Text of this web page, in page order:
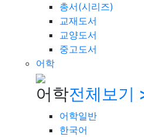
총서(시리즈)
교재도서
교양도서
중고도서
어학
어학전체보기
어학일반
한국어